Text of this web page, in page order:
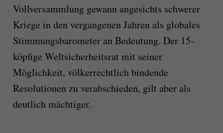
Vollversammlung gewann angesichts schwerer
Kriege in den vergangenen Jahren als globales
Stimmungsbarometer an Bedeutung. Der 15-
köpfige Weltsicherheitsrat mit seiner
Möglichkeit, völkerrechtlich bindende
Resolutionen zu verabschieden, gilt aber als
deutlich mächtiger.